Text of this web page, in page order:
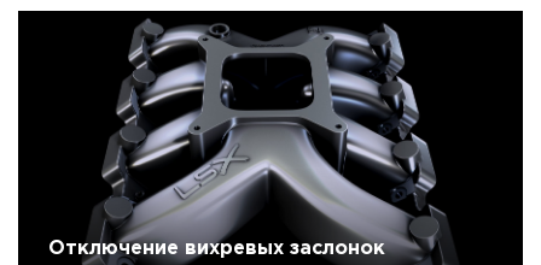
Отключение вихревых заслонок